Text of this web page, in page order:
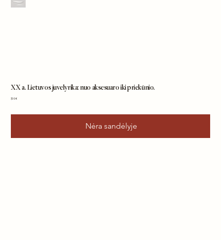
XX a. Lietuvos juvelyrika: nuo aksesuaro iki priekūnio.
Kaina
7,00 €
Nėra sandėlyje